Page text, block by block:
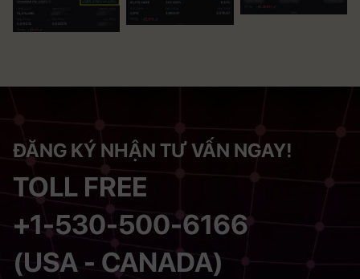
ĐĂNG KÝ NHẬN TƯ VẤN NGAY!
TOLL FREE
+1-530-500-6166
(USA - CANADA)